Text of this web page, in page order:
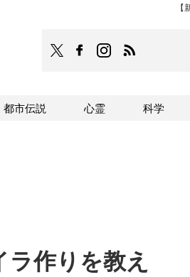
TOCANAのFacebookはこ
TOCANAの
ラ作りを教え
都市伝説 心霊 科学